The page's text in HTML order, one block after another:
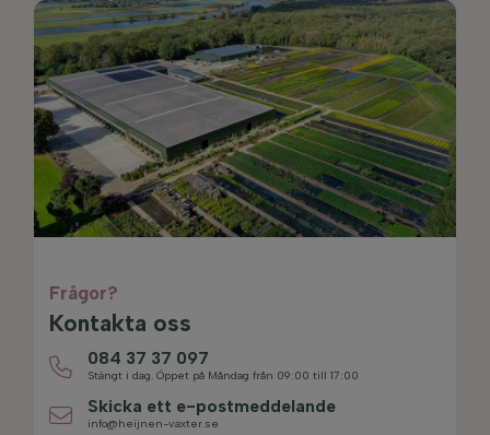
Frågor?
Kontakta oss
084 37 37 097
Stängt i dag. Öppet på Måndag från 09:00 till 17:00
Skicka ett e-postmeddelande
info@heijnen-vaxter.se